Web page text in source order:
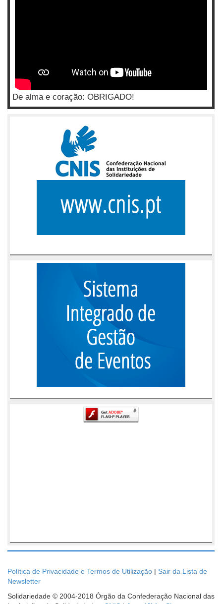
De alma e coração: OBRIGADO!
Política de Privacidade e Termos de Utilização | Sair da Lista de
Newsletter
Solidariedade © 2004-2018 Órgão da Confederação Nacional das